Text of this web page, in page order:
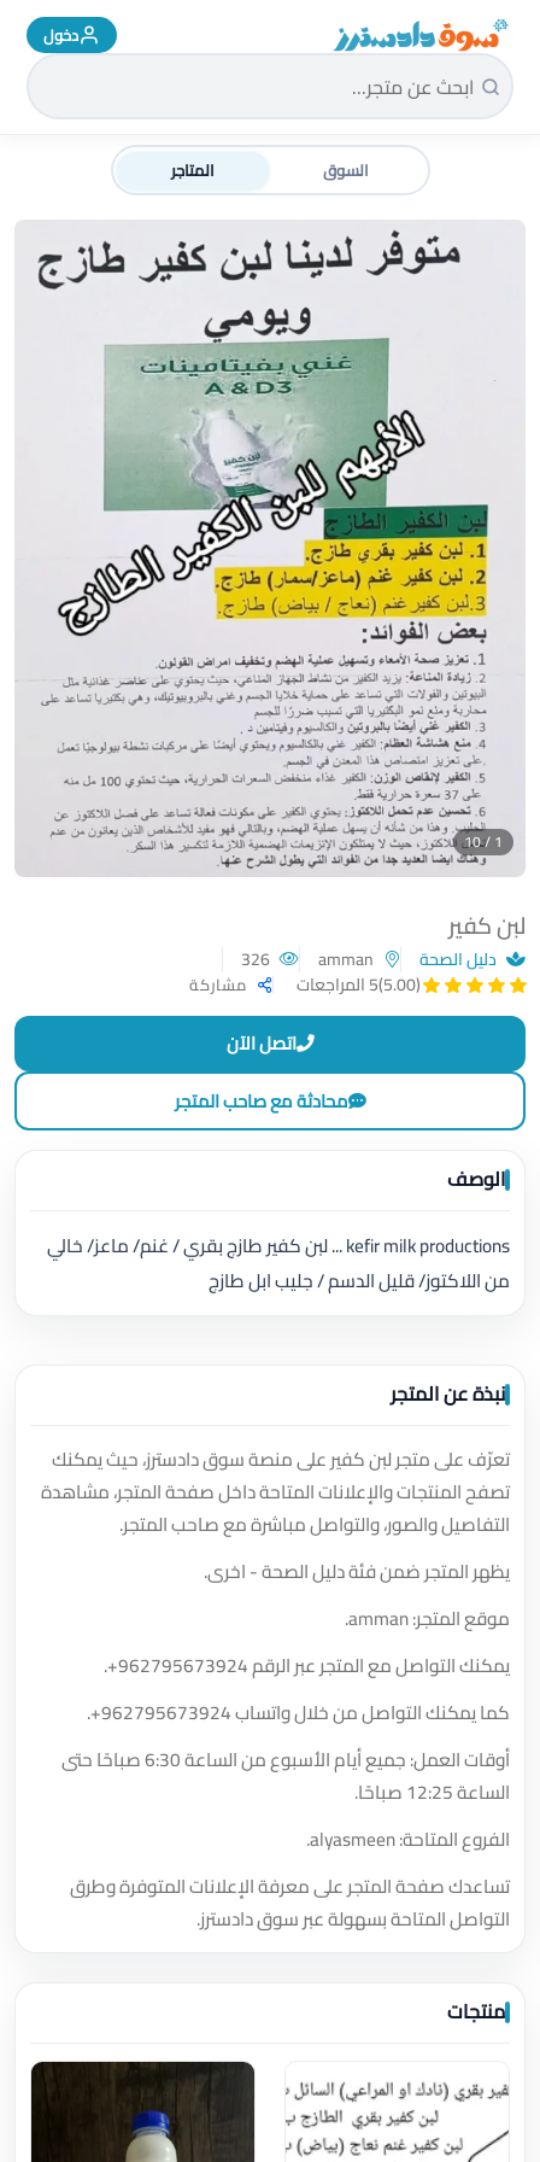
سوق دادسترز الرئيسية دخول
السوق المتاجر
لبن كفير
دليل الصحة
(5.00)
5 المراجعات مشاركة
1 / 10
اتصل الآن
محادثة مع صاحب المتجر
الوصف
kefir milk productions ... لبن كفير طازج بقري / غنم/ ماعز/ خالي
من اللاكتوز/ قليل الدسم / جليب ابل طازج
نبذة عن المتجر
تعرّف على متجر لبن كفير على منصة سوق دادسترز، حيث يمكنك
تصفح المنتجات والإعلانات المتاحة داخل صفحة المتجر، مشاهدة
التفاصيل والصور، والتواصل مباشرة مع صاحب المتجر.
يظهر المتجر ضمن فئة دليل الصحة - اخرى.
موقع المتجر: amman.
يمكنك التواصل مع المتجر عبر الرقم+962795673924
.
كما يمكنك التواصل من خلال واتساب+962795673924
.
أوقات العمل: جميع أيام الأسبوع من الساعة 6:30 صباحًا حتى
الساعة 12:25 صباحًا.
الفروع المتاحة: alyasmeen.
تساعدك صفحة المتجر على معرفة الإعلانات المتوفرة وطرق
التواصل المتاحة بسهولة عبر سوق دادسترز.
منتجات